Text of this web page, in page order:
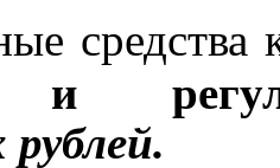
средства
и
рублей.